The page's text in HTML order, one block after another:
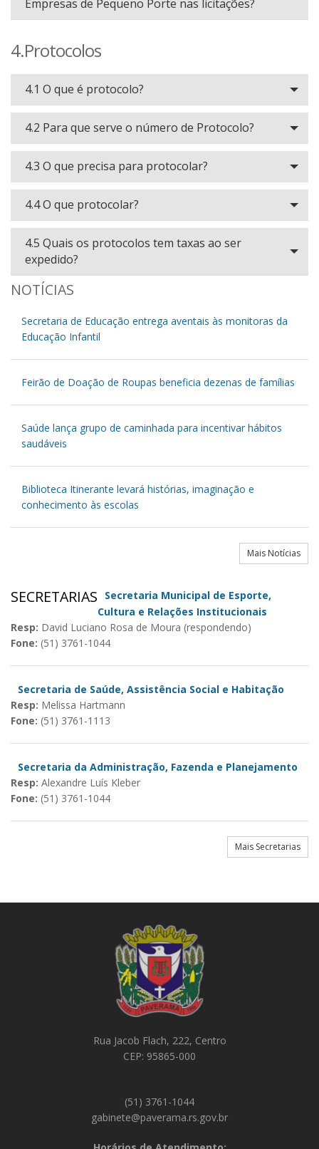
Empresas de Pequeno Porte nas licitações?
4.Protocolos
4.1 O que é protocolo?
4.2 Para que serve o número de Protocolo?
4.3 O que precisa para protocolar?
4.4 O que protocolar?
4.5 Quais os protocolos tem taxas ao ser
expedido?
NOTÍCIAS
Secretaria de Educação entrega aventais às monitoras da
Educação Infantil
Feirão de Doação de Roupas beneficia dezenas de famílias
Saúde lança grupo de caminhada para incentivar hábitos
saudáveis
Biblioteca Itinerante levará histórias, imaginação e
conhecimento às escolas
Mais Notícias
SECRETARIAS
Secretaria Municipal de Esporte,
Cultura e Relações Institucionais
Resp: David Luciano Rosa de Moura (respondendo)
Fone: (51) 3761-1044
Secretaria de Saúde, Assistência Social e Habitação
Resp: Melissa Hartmann
Fone: (51) 3761-1113
Secretaria da Administração, Fazenda e Planejamento
Resp: Alexandre Luís Kleber
Fone: (51) 3761-1044
Mais Secretarias
Rua Jacob Flach, 222, Centro
CEP: 95865-000
(51) 3761-1044
gabinete@paverama.rs.gov.br